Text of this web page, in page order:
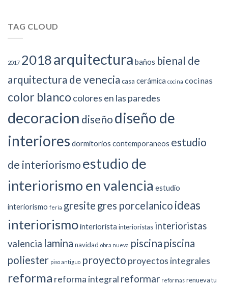
TAG CLOUD
2017 2018arquitectura baños bienal de
arquitectura de venecia casa cerámica cocina cocinas
color blanco colores en las paredes
decoracion diseño diseño de
interiores dormitorios contemporaneos estudio
de interiorismo estudio de
interiorismo en valencia estudio
interiorismo feria gresite gres porcelanico ideas
interiorismointeriorista interioristas interioristas
valencia lamina navidad obra nueva piscina piscina
poliester piso antiguo proyecto proyectos integrales
reforma reforma integral reformar reformas renueva tu